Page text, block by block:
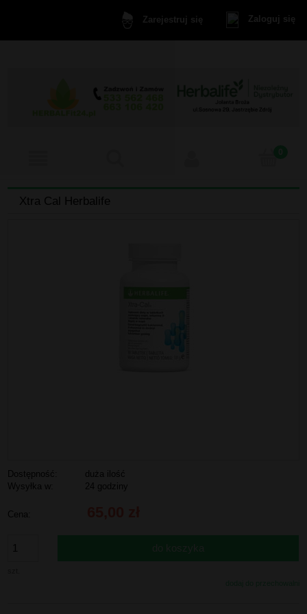
Zarejestruj się Zaloguj się
Xtra Cal Herbalife
Dostępność:
duża ilość
Wysyłka w:
24 godziny
Cena: